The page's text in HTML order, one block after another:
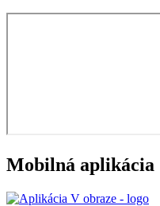
Mobilná aplikácia